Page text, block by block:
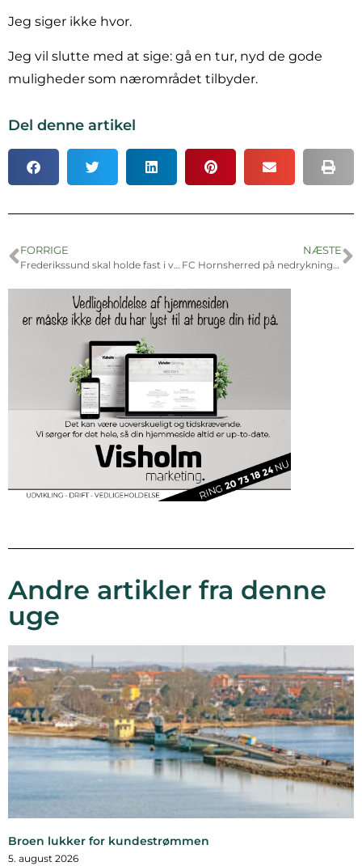
Jeg siger ikke hvor.
Jeg vil slutte med at sige: gå en tur, nyd de gode
muligheder som nærområdet tilbyder.
Del denne artikel
FORRIGE
Frederikssund skal holde fast i væksten for erhvervslivet
NÆSTE
FC Hornsherred på nedrykningskurs
Andre artikler fra denne
uge
Broen lukker for kundestrømmen
5. august 2026